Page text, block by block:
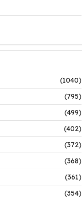
(1040)
(795)
(499)
(402)
(372)
(368)
(361)
(354)